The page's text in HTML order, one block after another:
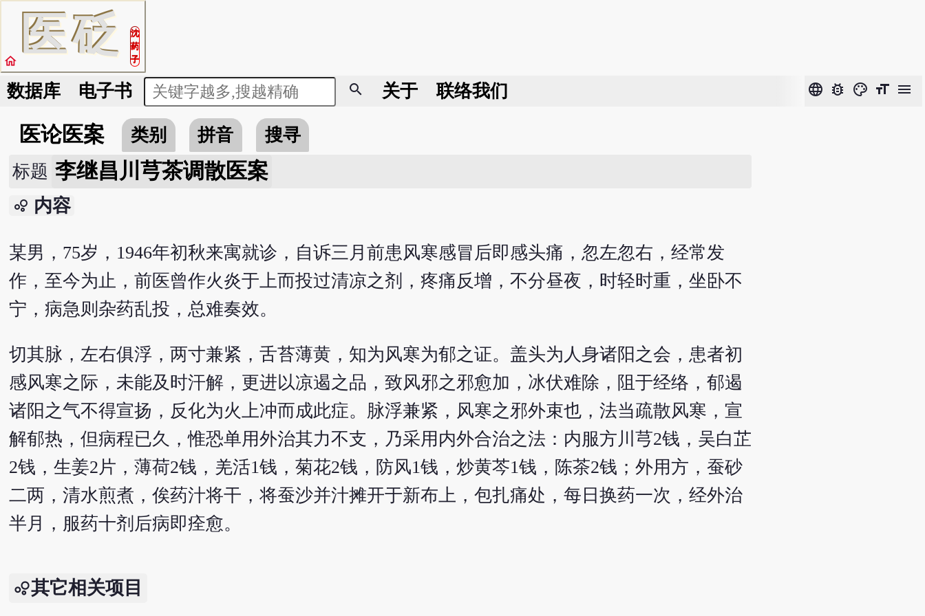
医砭
沈
药
子
home
数据库 电子书 search 关于 联络我们 language bug_report color_lens format_size menu
医论医案 类别 拼音
搜寻
标题 李继昌川芎茶调散医案
bubble_chart 内容
某男，75岁，1946年初秋来寓就诊，自诉三月前患风寒感冒后即感头痛，忽左忽右，经常发
作，至今为止，前医曾作火炎于上而投过清凉之剂，疼痛反增，不分昼夜，时轻时重，坐卧不
宁，病急则杂药乱投，总难奏效。
切其脉，左右俱浮，两寸兼紧，舌苔薄黄，知为风寒为郁之证。盖头为人身诸阳之会，患者初
感风寒之际，未能及时汗解，更进以凉遏之品，致风邪之邪愈加，冰伏难除，阻于经络，郁遏
诸阳之气不得宣扬，反化为火上冲而成此症。脉浮兼紧，风寒之邪外束也，法当疏散风寒，宣
解郁热，但病程已久，惟恐单用外治其力不支，乃采用内外合治之法：内服方川芎2钱，吴白芷
2钱，生姜2片，薄荷2钱，羌活1钱，菊花2钱，防风1钱，炒黄芩1钱，陈茶2钱；外用方，蚕砂
二两，清水煎煮，俟药汁将干，将蚕沙并汁摊开于新布上，包扎痛处，每日换药一次，经外治
半月，服药十剂后病即痊愈。
其它相关项目